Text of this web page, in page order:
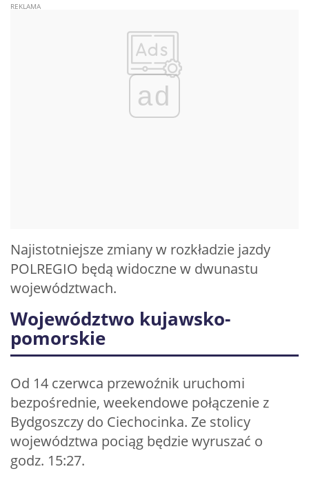
ad
Najistotniejsze zmiany w rozkładzie jazdy
POLREGIO będą widoczne w dwunastu
województwach.
Województwo kujawsko-
pomorskie
Od 14 czerwca przewoźnik uruchomi
bezpośrednie, weekendowe połączenie z
Bydgoszczy do Ciechocinka. Ze stolicy
województwa pociąg będzie wyruszać o
godz. 15:27.